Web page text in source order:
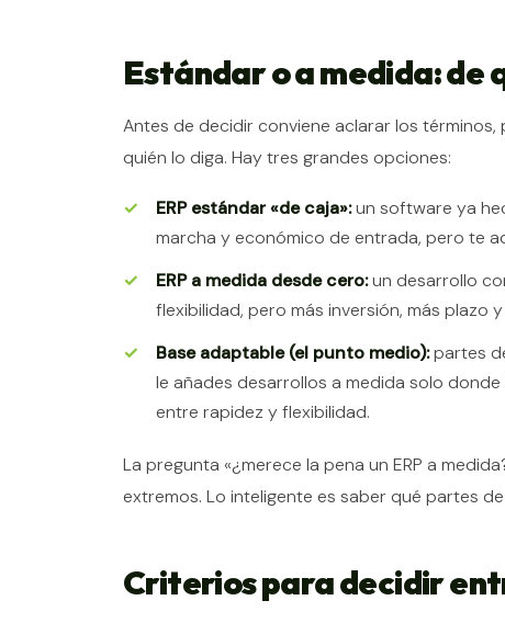
Estándar o a medida: de
Antes de decidir conviene aclarar los
quién lo diga. Hay tres grandes opciones:
ERP estándar «de caja»:un software ya
marcha y económico de entrada, pero te
ERP a medida desde cero:un desarrollo
flexibilidad, pero más inversión, más plazo
Base adaptable (el punto medio):partes
le añades desarrollos a medida solo
entre rapidez y flexibilidad.
La pregunta «¿merece la pena un ERP a
extremos. Lo inteligente es saber qué partes
Criterios para decidir